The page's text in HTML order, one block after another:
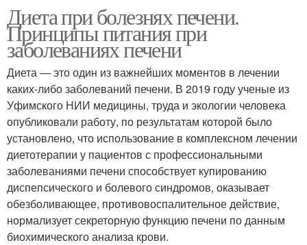
Диета при болезнях печени.
Принципы питания при
заболеваниях печени
Диета — это один из важнейших моментов в лечении
каких-либо заболеваний печени. В 2019 году ученые из
Уфимского НИИ медицины, труда и экологии человека
опубликовали работу, по результатам которой было
установлено, что использование в комплексном лечении
диетотерапии у пациентов с профессиональными
заболеваниями печени способствует купированию
диспепсического и болевого синдромов, оказывает
обезболивающее, противовоспалительное действие,
нормализует секреторную функцию печени по данным
биохимического анализа крови.